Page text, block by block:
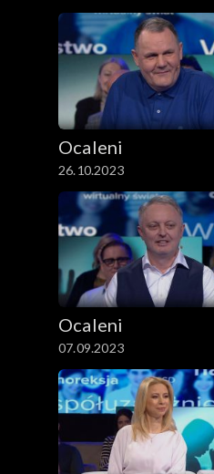
Ocaleni
26.10.2023
Ocaleni
07.09.2023